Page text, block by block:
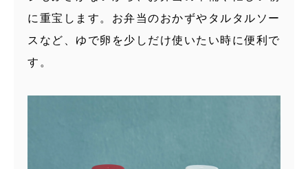
に重宝します。お弁当のおかずやタルタルソー
スなど、ゆで卵を少しだけ使いたい時に便利で
す。